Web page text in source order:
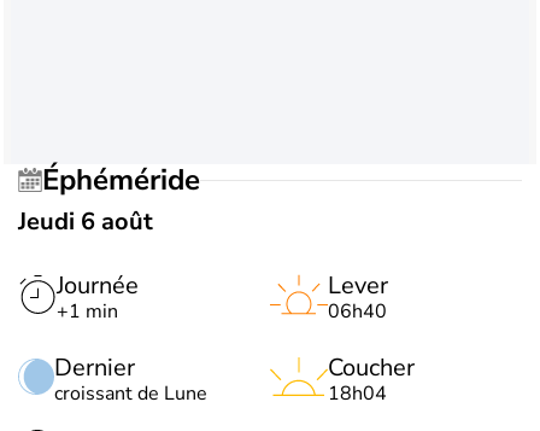
Éphéméride
Jeudi 6 août
Journée
+1 min
Dernier
croissant de Lune
Lever
06h40
Coucher
18h04